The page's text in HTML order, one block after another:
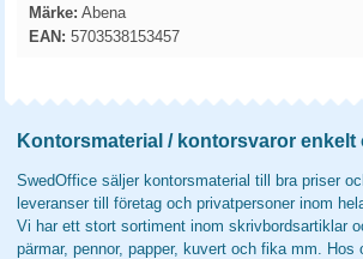
Märke: Abena
EAN: 5703538153457
Kontorsmaterial / kontorsvaror enkelt
SwedOffice säljer kontorsmaterial till bra priser
leveranser till företag och privatpersoner inom
Vi har ett stort sortiment inom skrivbordsartiklar
pärmar, pennor, papper, kuvert och fika mm. Hos